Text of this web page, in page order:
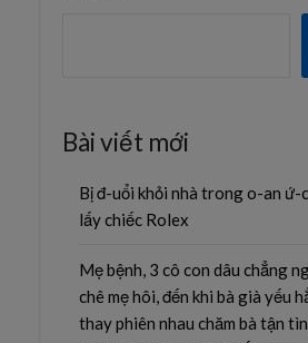
Bài viết mới
Bị đ-uổi khỏi nhà trong o-an
lấy chiếc Rolex
Mẹ bệnh, 3 cô con dâu chẳng
chê mẹ hôi, đến khi bà già yếu
thay phiên nhau chăm bà tận